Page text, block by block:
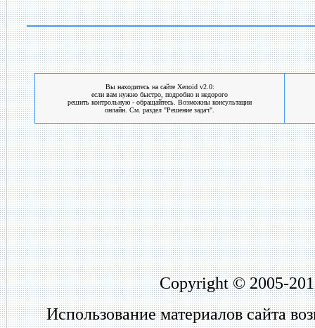
Вы находитесь на сайте Xenoid v2.0:
если вам нужно быстро, подробно и недорого
решить контрольную - обращайтесь. Возможны консультации
онлайн. См. раздел "Решение задач".
Copyright © 2005-
Использование материалов сайта